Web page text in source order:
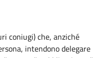
coniugi) che, anziché
intendono delegare